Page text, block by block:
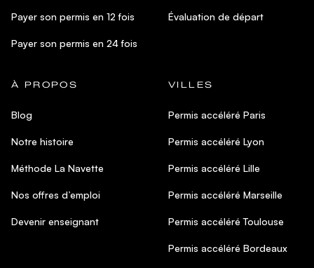
Payer son permis en 12 fois
Payer son permis en 24 fois
Évaluation de départ
À PROPOS
Blog
Notre histoire
Méthode La Navette
Nos offres d’emploi
Devenir enseignant
VILLES
Permis accéléré Paris
Permis accéléré Lyon
Permis accéléré Lille
Permis accéléré Marseille
Permis accéléré Toulouse
Permis accéléré Bordeaux